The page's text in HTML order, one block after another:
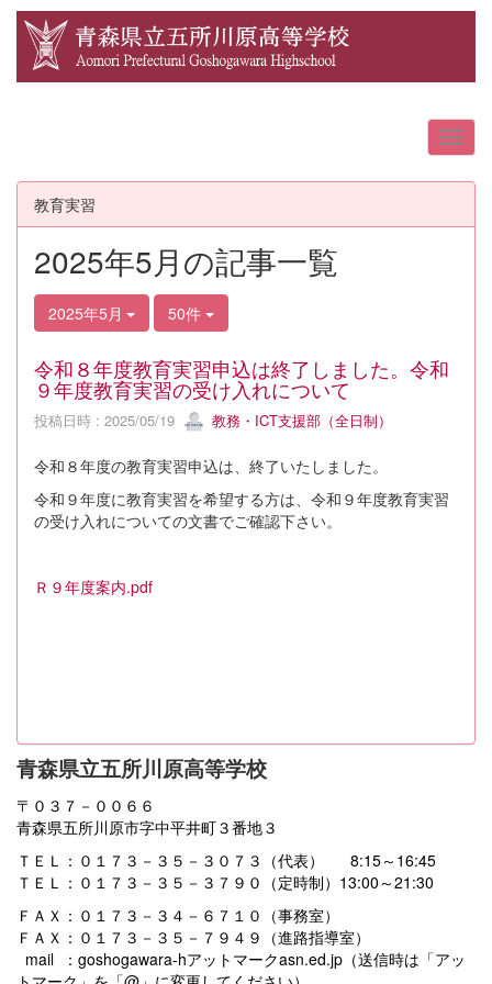
教育実習
2025年5月の記事一覧
2025年5月 50件
令和８年度教育実習申込は終了しました。令和
９年度教育実習の受け入れについて
投稿日時 : 2025/05/19 教務・ICT支援部（全日制）
令和８年度の教育実習申込は、終了いたしました。
令和９年度に教育実習を希望する方は、令和９年度教育実習
の受け入れについての文書でご確認下さい。
Ｒ９年度案内.pdf
青森県立五所川原高等学校
〒０３７－００６６
青森県五所川原市字中平井町３番地３
ＴＥＬ：０１７３－３５－３０７３（代表） 8:15～16:45
ＴＥＬ：０１７３－３５－３７９０（定時制）13:00～21:30
ＦＡＸ：０１７３－３４－６７１０（事務室）
ＦＡＸ：０１７３－３５－７９４９（進路指導室）
mail ：goshogawara-hアットマークasn.ed.jp（送信時は「アッ